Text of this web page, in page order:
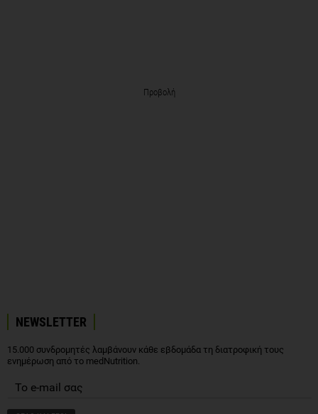
Προβολή
NEWSLETTER
15.000 συνδρομητές λαμβάνουν κάθε εβδομάδα τη διατροφική τους
ενημέρωση από το medNutrition.